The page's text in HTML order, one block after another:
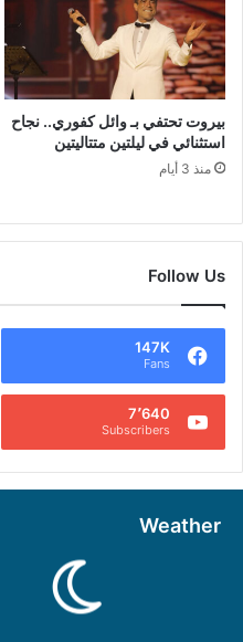
بيروت تحتفي بـ وائل كفوري.. نجاح
استثنائي في ليلتين متتاليتين
منذ 3 أيام
Follow Us
147K
Fans
7٬640
Subscribers
Weather